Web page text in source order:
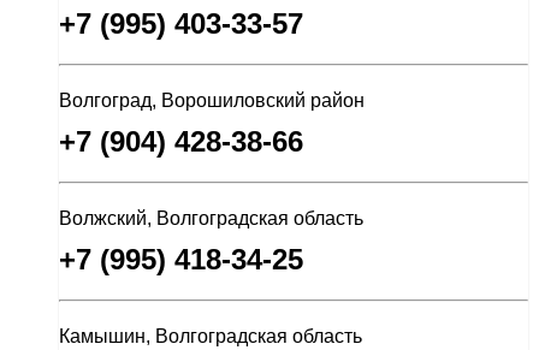
+7 (995) 403-33-57
Волгоград, Ворошиловский район
+7 (904) 428-38-66
Волжский, Волгоградская область
+7 (995) 418-34-25
Камышин, Волгоградская область